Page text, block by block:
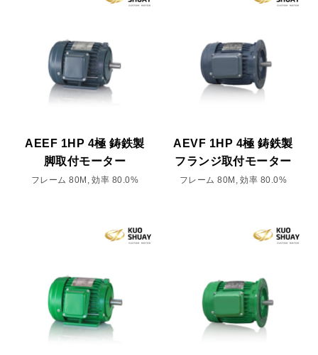
AEEF 1HP 4極 鋳鉄製
脚取付モーター
フレーム 80M, 効率 80.0%
AEVF 1HP 4極 鋳鉄製
フランジ取付モーター
フレーム 80M, 効率 80.0%